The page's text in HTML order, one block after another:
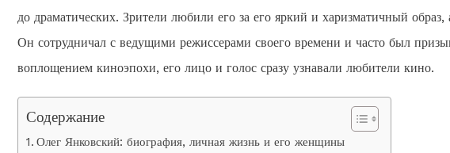
до драматических. Зрители любили его за его яркий и харизматичный образ,
Он сотрудничал с ведущими режиссерами своего времени и часто был
воплощением киноэпохи, его лицо и голос сразу узнавали любители кино.
Содержание
Олег Янковский: биография, личная жизнь и его женщины